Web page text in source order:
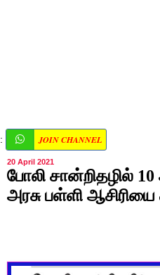
: JOIN CHANNEL
20 April 2021
போலி சான்றிதழில்
அரசு பள்ளி